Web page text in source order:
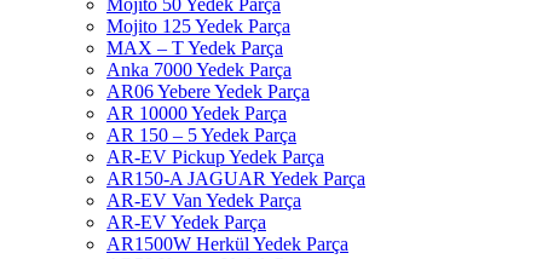
Mojito 125 Yedek Parça
MAX – T Yedek Parça
Anka 7000 Yedek Parça
AR06 Yebere Yedek Parça
AR 10000 Yedek Parça
AR 150 – 5 Yedek Parça
AR-EV Pickup Yedek Parça
AR150-A JAGUAR Yedek Parça
AR-EV Van Yedek Parça
AR-EV Yedek Parça
AR1500W Herkül Yedek Parça